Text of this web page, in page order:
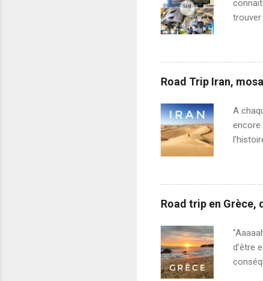
trouver
et
Road Trip Iran,
A
encore
entre
des
avec
Road trip en Grèce,
d’être